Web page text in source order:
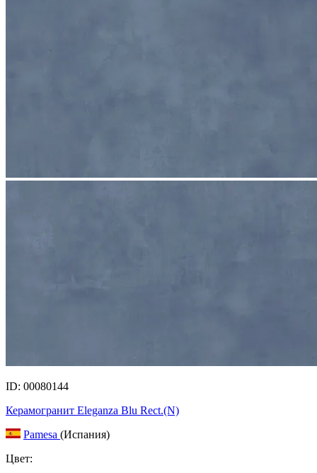
ID: 00080144
Керамогранит Eleganza Blu Rect.(N)
Pamesa (Испания)
Цвет: